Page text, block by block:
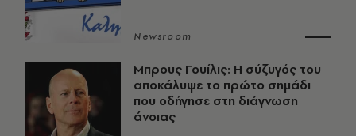
Newsroom
Μπρους Γουίλις: Η σύζυγός του
αποκάλυψε το πρώτο σημάδι
που οδήγησε στη διάγνωση
άνοιας